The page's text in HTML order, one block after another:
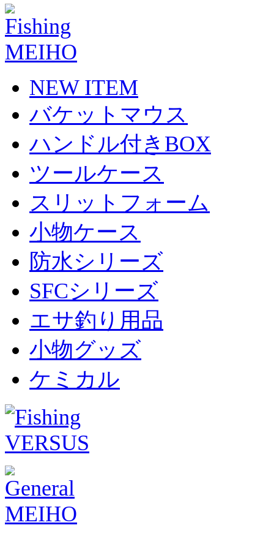
NEW ITEM
バケットマウス
ハンドル付きBOX
ツールケース
スリットフォーム
小物ケース
防水シリーズ
SFCシリーズ
エサ釣り用品
小物グッズ
ケミカル